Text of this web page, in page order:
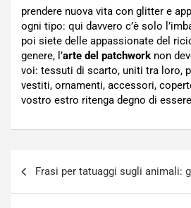
prendere nuova vita con glitter e
ogni tipo: qui davvero c’è solo
poi siete delle appassionate del
genere, l’arte del patchwork non
voi: tessuti di scarto, uniti tra loro,
vestiti, ornamenti, accessori,
vostro estro ritenga degno di
articoli
Frasi per tatuaggi sugli animali: